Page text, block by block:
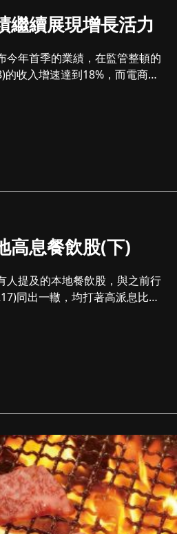
繼續展現增長活力
今年首季的業績，在監管整頓的
收入增速達到18%，而電商龍
高息餐飲股(下)
人提及的本地餐飲股，與之前行
同出一轍，均打著高派息比率